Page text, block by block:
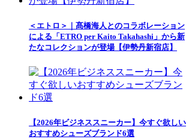
＜エトロ＞｜髙橋海人とのコラボレーション
による「ETRO per Kaito Takahashi」から新
たなコレクションが登場【伊勢丹新宿店】
【2026年ビジネススニーカー】今すぐ欲しい
おすすめシューズブランド6選